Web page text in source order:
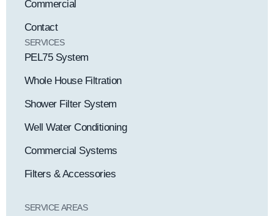
Commercial
Contact
SERVICES
PEL75 System
Whole House Filtration
Shower Filter System
Well Water Conditioning
Commercial Systems
Filters & Accessories
SERVICE AREAS